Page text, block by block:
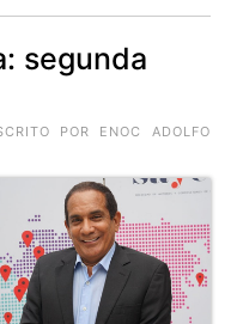
segunda
POR ENOC ADOLFO